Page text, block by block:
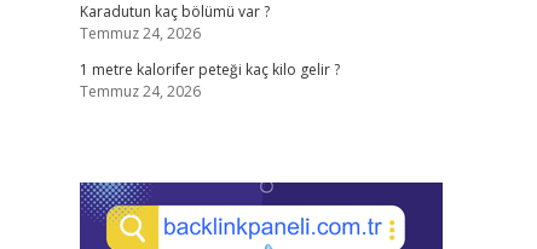
Karadutun kaç bölümü var ?
Temmuz 24, 2026
1 metre kalorifer peteği kaç kilo gelir ?
Temmuz 24, 2026